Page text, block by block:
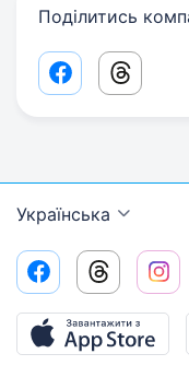
Поділитись
Facebook share
Threads
Українська